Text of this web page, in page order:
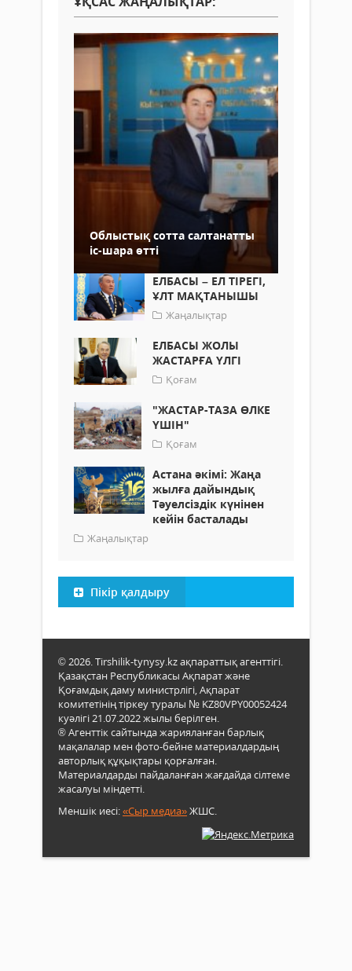
Облыстық сотта салтанатты
іс-шара өтті
ЕЛБАСЫ – ЕЛ ТІРЕГІ,
ҰЛТ МАҚТАНЫШЫ
Жаңалықтар
ЕЛБАСЫ ЖОЛЫ
ЖАСТАРҒА ҮЛГІ
Қоғам
"ЖАСТАР-ТАЗА ӨЛКЕ
ҮШІН"
Қоғам
Астана әкімі: Жаңа
жылға дайындық
Тәуелсіздік күнінен
кейін басталады
Жаңалықтар
Пікір қалдыру
© 2026. Tirshilik-tynysy.kz ақпараттық агенттігі.
Қазақстан Республикасы Ақпарат және
Қоғамдық даму министрлігі, Ақпарат
комитетінің тіркеу туралы № KZ80VPY00052424
куәлігі 21.07.2022 жылы берілген.
® Агенттік сайтында жарияланған барлық
мақалалар мен фото-бейне материалдардың
авторлық құқықтары қорғалған.
Материалдарды пайдаланған жағдайда сілтеме
жасалуы міндетті.
Меншік иесі:«Сыр медиа»ЖШС.